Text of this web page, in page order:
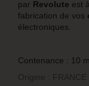
par Revolute est
fabrication de vos
électroniques.
Contenance : 10
Origine : FRANCE